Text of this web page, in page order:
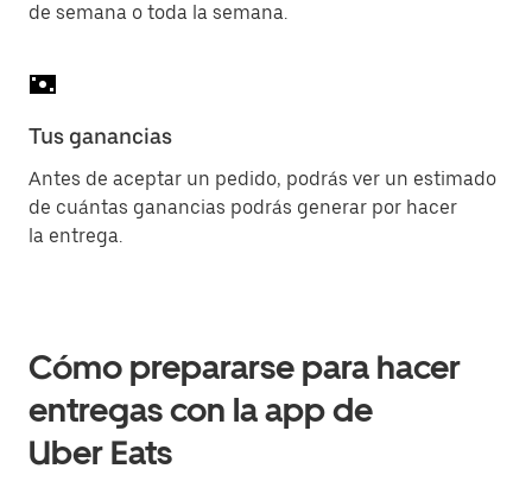
de semana o toda la semana.
Tus ganancias
Antes de aceptar un pedido, podrás ver un estimado
de cuántas ganancias podrás generar por hacer
la entrega.
Cómo prepararse para hacer
entregas con la app de
Uber Eats